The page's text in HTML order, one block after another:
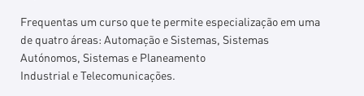
Frequentas um curso que te permite especialização em uma
de quatro áreas: Automação e Sistemas, Sistemas
Autónomos, Sistemas e Planeamento
Industrial e Telecomunicações.